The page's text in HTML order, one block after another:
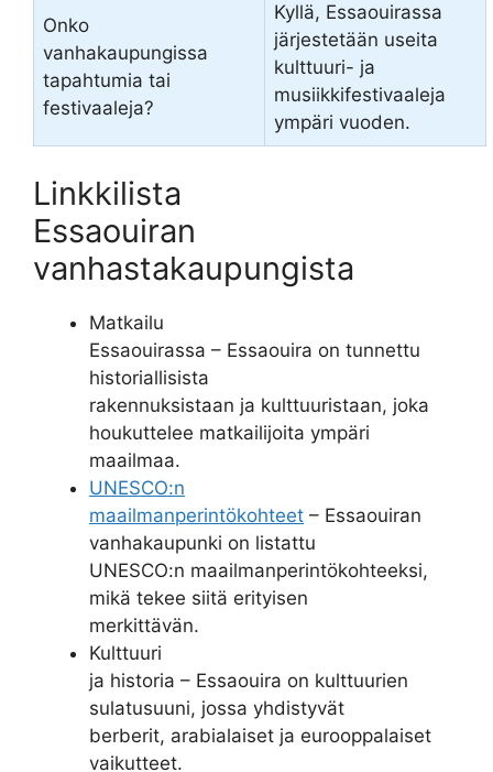
Onko
vanhakaupungissa
tapahtumia tai
festivaaleja?
Kyllä, Essaouirassa
järjestetään useita
kulttuuri- ja
musiikkifestivaaleja
ympäri vuoden.
Linkkilista
Essaouiran
vanhastakaupungista
Matkailu
Essaouirassa – Essaouira on tunnettu
historiallisista
rakennuksistaan ja kulttuuristaan, joka
houkuttelee matkailijoita ympäri
maailmaa.
UNESCO:n
maailmanperintökohteet – Essaouiran
vanhakaupunki on listattu
UNESCO:n maailmanperintökohteeksi,
mikä tekee siitä erityisen
merkittävän.
Kulttuuri
ja historia – Essaouira on kulttuurien
sulatusuuni, jossa yhdistyvät
berberit, arabialaiset ja eurooppalaiset
vaikutteet.